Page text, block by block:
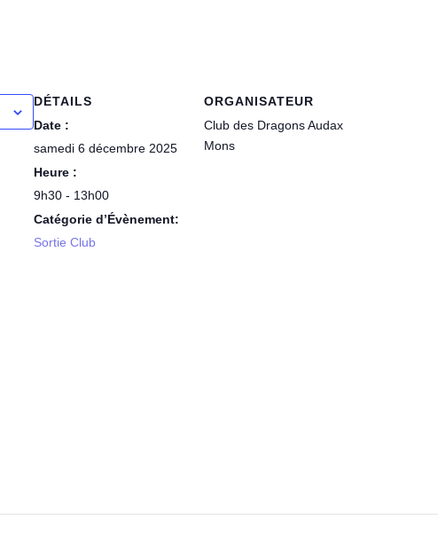
DÉTAILS
Date :
samedi 6 décembre 2025
Heure :
9h30 - 13h00
Catégorie d’Évènement:
Sortie Club
ORGANISATEUR
Club des Dragons Audax
Mons